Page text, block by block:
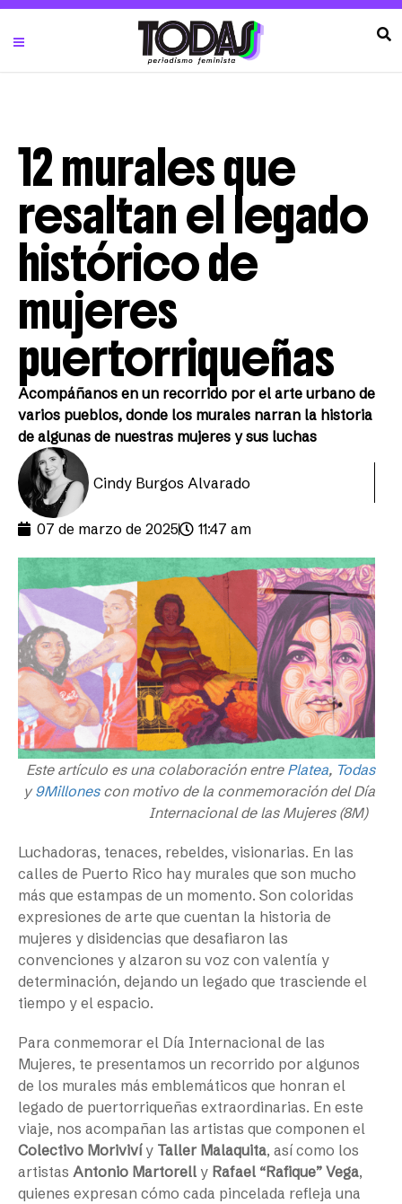
12 murales que
resaltan el legado
histórico de
mujeres
puertorriqueñas
Acompáñanos en un recorrido por el arte urbano de
varios pueblos, donde los murales narran la historia
de algunas de nuestras mujeres y sus luchas
Cindy Burgos Alvarado
07 de marzo de 2025 11:47 am
Este artículo es una colaboración entre Platea, Todas
y9Millonescon motivo de la conmemoración del Día
Internacional de las Mujeres (8M)
Luchadoras, tenaces, rebeldes, visionarias. En las
calles de Puerto Rico hay murales que son mucho
más que estampas de un momento. Son coloridas
expresiones de arte que cuentan la historia de
mujeres y disidencias que desafiaron las
convenciones y alzaron su voz con valentía y
determinación, dejando un legado que trasciende el
tiempo y el espacio.
Para conmemorar el Día Internacional de las
Mujeres, te presentamos un recorrido por algunos
de los murales más emblemáticos que honran el
legado de puertorriqueñas extraordinarias. En este
viaje, nos acompañan las artistas que componen el
Colectivo Moriviví y Taller Malaquita, así como los
artistas Antonio Martorell y Rafael “Rafique” Vega,
quienes expresan cómo cada pincelada refleja una